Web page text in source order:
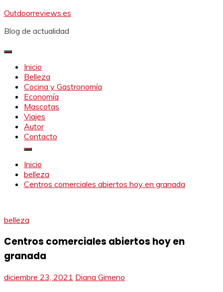
Saltar
contenido
Outdoorreviews.es
Blog de actualidad
Inicio
Belleza
Cocina y Gastronomía
Economía
Mascotas
Viajes
Autor
Contacto
Inicio
belleza
Centros comerciales abiertos hoy en granada
belleza
Centros comerciales abiertos hoy en
granada
diciembre 23, 2021 Diana Gimeno